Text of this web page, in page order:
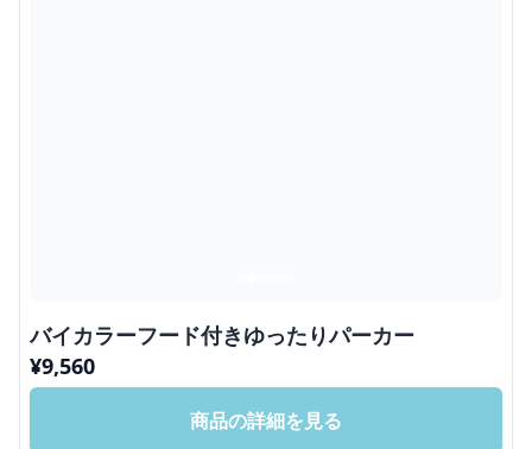
バイカラーフード付きゆったりパーカー
¥9,560
商品の詳細を見る